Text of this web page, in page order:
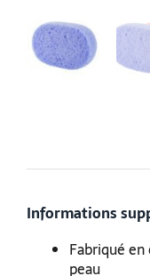
Informations
Fabriqué
peau